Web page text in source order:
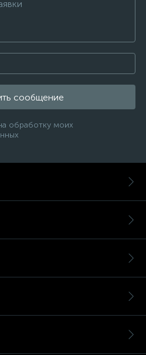
сообщение
обработку моих